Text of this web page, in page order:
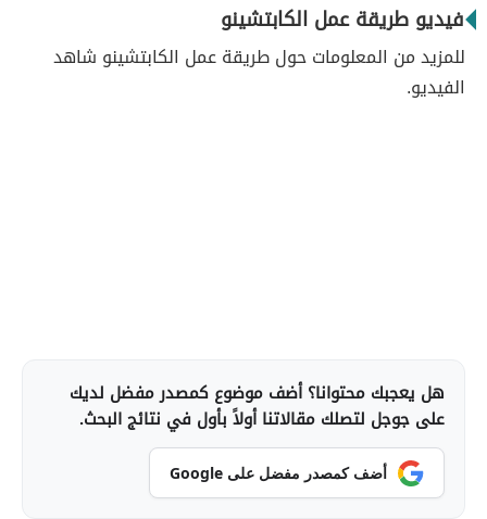
فيديو طريقة عمل الكابتشينو
للمزيد من المعلومات حول طريقة عمل الكابتشينو شاهد
الفيديو.
هل يعجبك محتوانا؟ أضف موضوع كمصدر مفضل لديك
على جوجل لتصلك مقالاتنا أولاً بأول في نتائج البحث.
أضف كمصدر مفضل على Google